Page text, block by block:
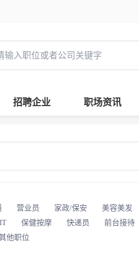
招聘企业 职场资讯
营业员 家政/保安 美容美发
保健按摩 快递员 前台接待
他职位